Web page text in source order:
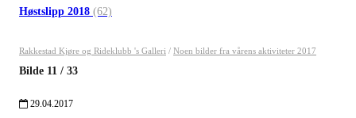
Høstslipp 2018 (62)
Rakkestad Kjøre og Rideklubb 's Galleri / Noen bilder fra vårens aktiviteter 2017
Bilde 11 / 33
29.04.2017